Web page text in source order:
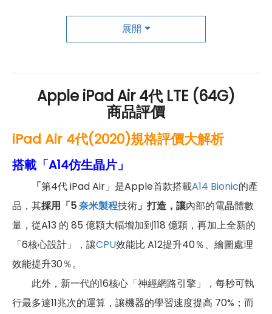
通訊與網路系統
4G FDD LTE頻率
1500(B11), 1500(B21), 1500(B32),
1700(B4), 1700(B66), 1800(B3),
1900(B2), 1900(B25), 2100(B1),
2300(B30), 2600(B7), 700(B12),
700(B13), 700(B14), 700(B17),
700(B28), 700(B29), 800(B18),
800(B19), 800(B20), 850(B26),
850(B5), 900(B8)
4G TDD LTE頻率
1800(B46), 1900(B39), 2100(B34),
3G 頻率
HSDPA, HSUPA, WCDMA
展開
Apple iPad Air 4代 LTE (64G)
商品評價
iPad Air 4代(2020)規格評價大解析
搭載「A14仿生晶片」
「第4代 iPad Air」是Apple首款搭載A14 Bionic的產
品，其採用「5奈米製程技術 」打造，讓內部的電晶體數
量，從A13 的 85 億顆大幅增加到118 億顆，再加上全新的
「6核心設計」，讓CPU效能比 A12提升40％、繪圖處理
效能提升30％。
此外，新一代的16核心「神經網路引擎」，每秒可執
行最多達11兆次的運算，讓機器的學習速度提高 70%；而